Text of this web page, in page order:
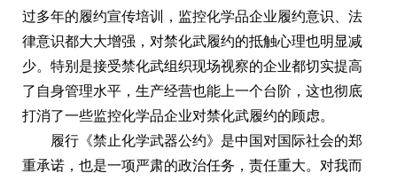
过多年的履约宣传培训，监控化学品企业履约意识、法
律意识都大大增强，对禁化武履约的抵触心理也明显减
少。特别是接受禁化武组织现场视察的企业都切实提高
了自身管理水平，生产经营也能上一个台阶，这也彻底
打消了一些监控化学品企业对禁化武履约的顾虑。
履行《禁止化学武器公约》是中国对国际社会的郑
重承诺，也是一项严肃的政治任务，责任重大。对我而